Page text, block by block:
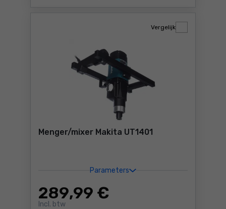
Menger/mixer Makita UT1401
Parameters
289,99 €
Incl. btw
Vergelijk